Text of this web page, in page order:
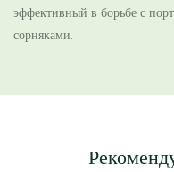
эффективный в борьбе с
сорняками.